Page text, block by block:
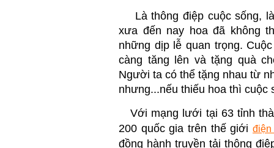
Là thông điệp cuộc sống,
xưa đến nay hoa đã không
những dịp lễ quan trọng.
càng tăng lên và tặng quà
Người ta có thể tặng nhau từ
nhưng...nếu thiếu hoa thì cuộc
Với mạng lưới tại 63 tỉnh
200 quốc gia trên thế giới điện
đồng hành truyền tải thông